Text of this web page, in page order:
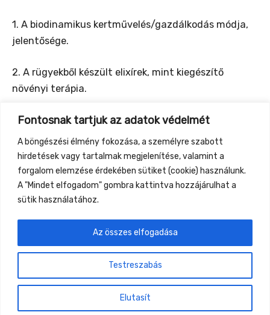
Fontosnak tartjuk az adatok védelmét
A böngészési élmény fokozása, a személyre szabott
hirdetések vagy tartalmak megjelenítése, valamint a
forgalom elemzése érdekében sütiket (cookie) használunk.
A "Mindet elfogadom" gombra kattintva hozzájárulhat a
sütik használatához.
Testreszabás
Elutasít
Az összes elfogadása
1. A biodinamikus kertművelés/gazdálkodás módja,
jelentősége.
2. A rügyekből készült elixírek, mint kiegészítő
növényi terápia.
3. Egy mód, megközelítés, ahogyan a kozmikus erők
hatnak, velük együttműködni. Hogyan tudom
összekapcsolni a növények gyógyerőit a mi belső
igényeinkkel? …a hármasság figyelembevétele….
Previous Event
Gyüttment Találkozó, 2026. augusztus 27-30.,
Csobánkapuszta